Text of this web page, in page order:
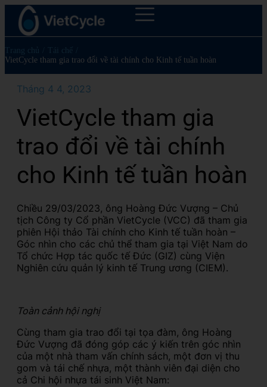
Trang chủ Tái chế
VietCycle tham gia trao đổi về tài chính cho Kinh tế tuần hoàn
Tháng 4 4, 2023
VietCycle tham gia
trao đổi về tài chính
cho Kinh tế tuần hoàn
Chiều 29/03/2023, ông Hoàng Đức Vượng – Chủ
tịch Công ty Cổ phần VietCycle (VCC) đã tham gia
phiên Hội thảo Tài chính cho Kinh tế tuần hoàn –
Góc nhìn cho các chủ thể tham gia tại Việt Nam do
Tổ chức Hợp tác quốc tế Đức (GIZ) cùng Viện
Nghiên cứu quản lý kinh tế Trung ương (CIEM).
Toàn cảnh hội nghị
Cùng tham gia trao đổi tại tọa đàm, ông Hoàng
Đức Vượng đã đóng góp các ý kiến trên góc nhìn
của một nhà tham vấn chính sách, một đơn vị thu
gom và tái chế nhựa, một thành viên đại diện cho
cả Chi hội nhựa tái sinh Việt Nam: